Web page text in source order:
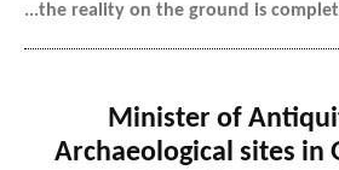
the reality on the ground is
Minister of
Archaeological sites in